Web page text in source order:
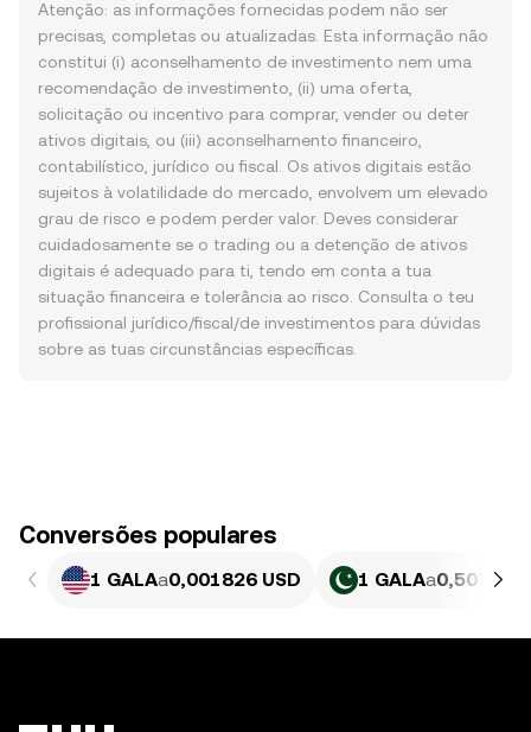
Atenção: as informações fornecidas podem não ser
precisas, completas ou atualizadas. Esta informação não
constitui (i) aconselhamento de investimento nem uma
recomendação de investimento, (ii) uma oferta,
solicitação ou incentivo para comprar, vender ou deter
ativos digitais, ou (iii) aconselhamento financeiro,
contabilístico, jurídico ou fiscal. Os ativos digitais estão
sujeitos à volatilidade do mercado, envolvem um elevado
grau de risco e podem perder valor. Deves considerar
cuidadosamente se o trading ou a detenção de ativos
digitais é adequado para ti, tendo em conta a tua
situação financeira e tolerância ao risco. Consulta o teu
profissional jurídico/fiscal/de investimentos para dúvidas
sobre as tuas circunstâncias específicas.
Conversões populares
1 GALAa0,001826 USD 1 GALAa0,50739